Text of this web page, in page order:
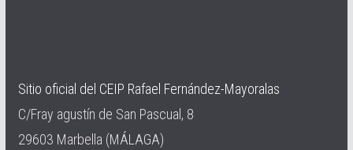
Sitio oficial del CEIP Rafael Fernández-Mayoralas
C/Fray agustín de San Pascual, 8
29603 Marbella (MÁLAGA)